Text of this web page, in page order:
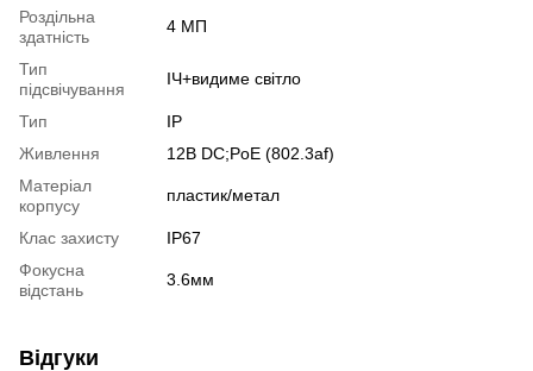
Роздільна
здатність
4 МП
Тип
підсвічування
ІЧ+видиме світло
Тип
IP
Живлення
12В DС;PoE (802.3af)
Матеріал
корпусу
пластик/метал
Клас захисту
IP67
Фокусна
відстань
3.6мм
Відгуки